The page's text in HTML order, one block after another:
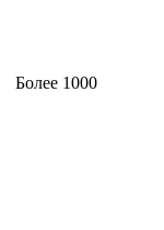
Более 1000